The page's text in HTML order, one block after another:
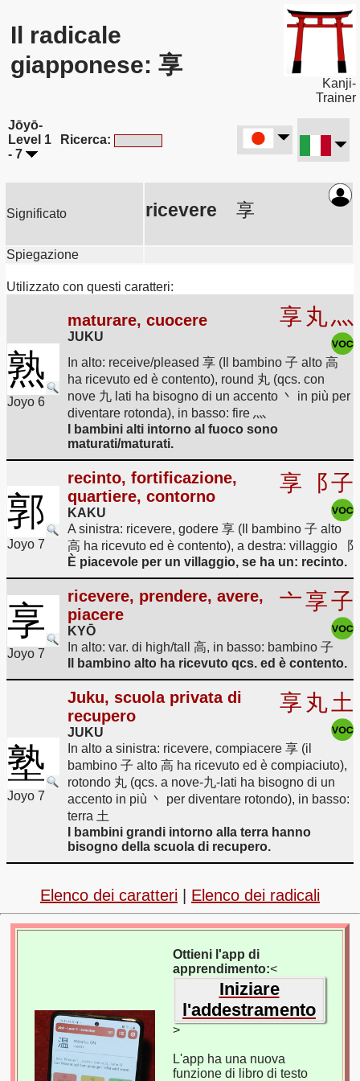
Il radicale
giapponese: 享
Kanji-
Trainer
Jōyō-
Level 1
- 7
Ricerca:
Significato ricevere 享
Spiegazione
Utilizzato con questi caratteri:
熟
Joyo 6
maturare, cuocere
JUKU
享 丸灬
In alto: receive/pleased 享 (Il bambino 子 alto 高
ha ricevuto ed è contento), round 丸 (qcs. con
nove 九 lati ha bisogno di un accento 丶 in più per
diventare rotonda), in basso: fire 灬
I bambini alti intorno al fuoco sono
maturati/maturati.
郭
Joyo 7
recinto, fortificazione,
quartiere, contorno
KAKU
享 ⻏子
A sinistra: ricevere, godere 享 (Il bambino 子 alto
高 ha ricevuto ed è contento), a destra: villaggio ⻏
È piacevole per un villaggio, se ha un: recinto.
享
Joyo 7
ricevere, prendere, avere,
piacere
KYŌ
亠享子
In alto: var. di high/tall 高, in basso: bambino 子
Il bambino alto ha ricevuto qcs. ed è contento.
塾
Joyo 7
Juku, scuola privata di
recupero
JUKU
享 丸 土
In alto a sinistra: ricevere, compiacere 享 (il
bambino 子 alto 高 ha ricevuto ed è compiaciuto),
rotondo 丸 (qcs. a nove-九-lati ha bisogno di un
accento in più 丶 per diventare rotondo), in basso:
terra 土
I bambini grandi intorno alla terra hanno
bisogno della scuola di recupero.
Elenco dei caratteri Elenco dei radicali
Ottieni l'app di
apprendimento:<
Iniziare
l'addestramento
>
L'app ha una nuova
funzione di libro di testo